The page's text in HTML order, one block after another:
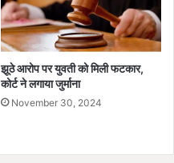
झूठे आरोप पर युवती को मिली फटकार,
कोर्ट ने लगाया जुर्माना
November 30, 2024